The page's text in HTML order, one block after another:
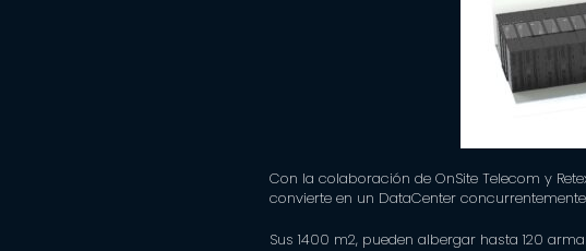
Con la colaboración de OnSite Telecom y
convierte en un DataCenter
Sus 1400 m2, pueden albergar hasta 120